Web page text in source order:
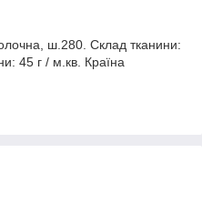
ш.280. Склад тканини:
45 г / м.кв. Країна